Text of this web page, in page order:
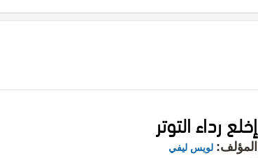
إخلع رداء التوتر
المؤلف: لويس ليفي